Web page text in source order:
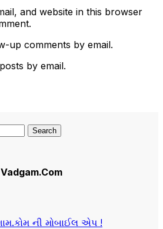
and website in this browser
up comments by email.
by email.
Vadgam.Com
ની મોબાઈલ એપ !